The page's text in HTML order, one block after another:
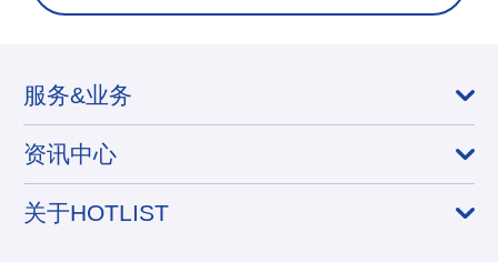
服务&业务
资讯中心
关于HOTLIST